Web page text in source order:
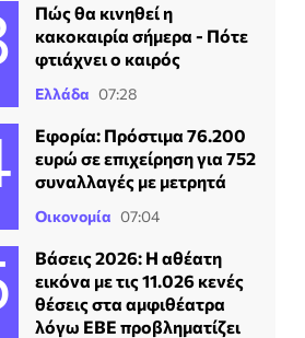
Πώς θα κινηθεί η
κακοκαιρία σήμερα - Πότε
φτιάχνει ο καιρός
Ελλάδα 07:28
Εφορία: Πρόστιμα 76.200
ευρώ σε επιχείρηση για 752
συναλλαγές με μετρητά
Οικονομία 07:04
Βάσεις 2026: Η αθέατη
εικόνα με τις 11.026 κενές
θέσεις στα αμφιθέατρα
λόγω ΕΒΕ προβληματίζει